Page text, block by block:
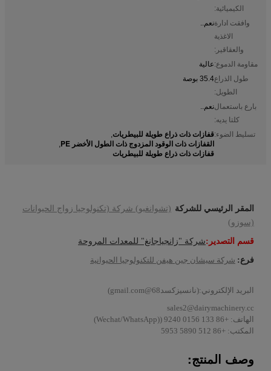
الكيميائية:
وافقت ادارة
الاغذية
والعقاقير:
نعم..
مقاومة الدموع:عالية
طول الذراع
الطويل:
35.4 بوصة
بارع باستعمال
كلتا يديه:
نعم..
تسليط الضوء:قفازات ذات ذراع طويلة للبيطريات,
القفازات ذات الوقود المزدوج ذات الطول الأخضر PE ,
قفازات ذات ذراع طويلة للبيطريات
المقر الرئيسي للشركة (تشوانغبو) شركة (تكنولوجيا زواج الحيوانات
(سوزو)
قسم التصدير:شركة "زانجياجانغ" للمعدات المروحة
فرع: شركة سيشان جين هيفن للتكنولوجيا الحيوانية
البريد الإلكتروني:(نانسيزكسد68@gmail.com)
sales2@dairymachinery.cc
الهاتف: +86 133 0156 9240 ((Wechat/WhatsApp)
المكتب: +86 512 5890 5953
وصف المنتج: